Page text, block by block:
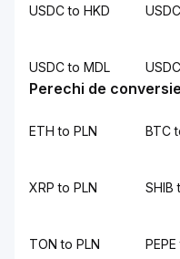
USDC to HKD
USDC to MDL
Perechi de
ETH to PLN BTC
XRP to PLN SHIB
TON to PLN